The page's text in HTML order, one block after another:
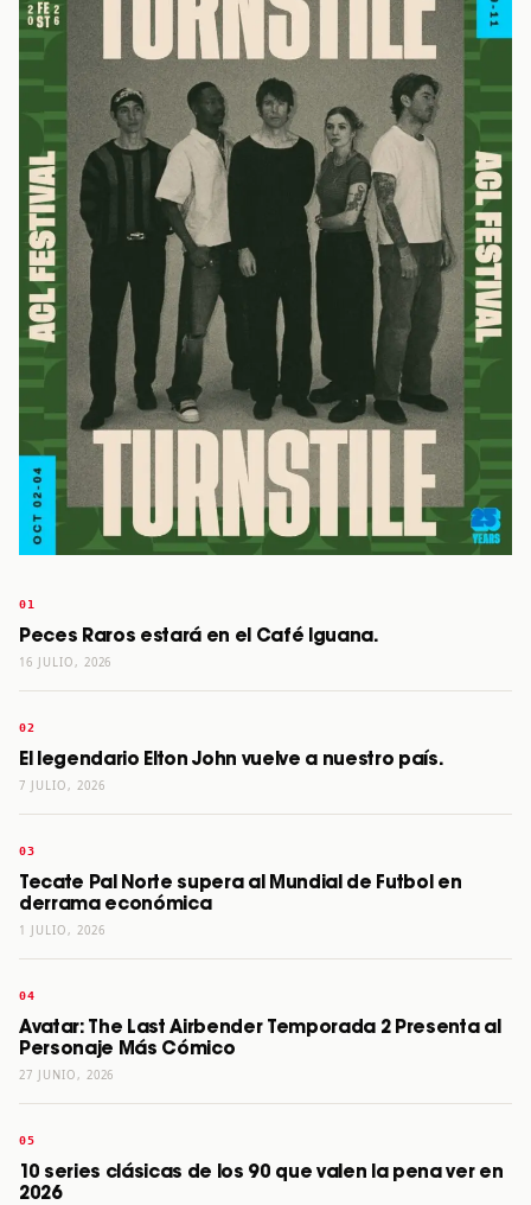
Peces Raros estará en el Café Iguana.
16 JULIO, 2026
El legendario Elton John vuelve a nuestro país.
7 JULIO, 2026
Tecate Pal Norte supera al Mundial de Futbol en
derrama económica
1 JULIO, 2026
Avatar: The Last Airbender Temporada 2 Presenta al
Personaje Más Cómico
27 JUNIO, 2026
10 series clásicas de los 90 que valen la pena ver en
2026